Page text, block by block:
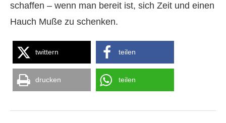
schaffen – wenn man bereit ist, sich Zeit und einen
Hauch Muße zu schenken.
twittern teilen
drucken teilen